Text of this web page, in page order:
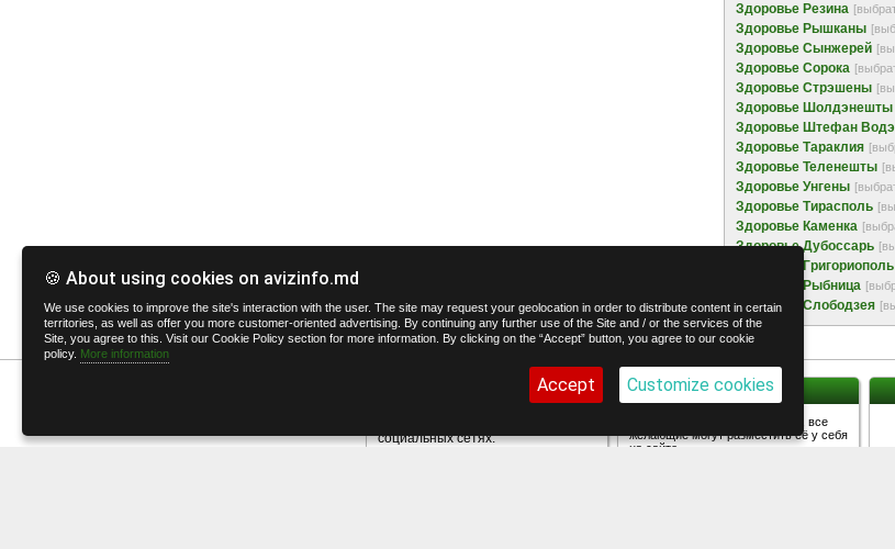
Здоровье Резина
Здоровье Рышканы
Здоровье Сынжерей
Здоровье Сорока
Здоровье Стрэшены
Здоровье Шолдэнешты
Здоровье Штефан Водэ
Здоровье Тараклия
Здоровье Теленешты
Здоровье Унгены
Здоровье Тирасполь
Здоровье Каменка
Здоровье Дубоссарь
Здоровье Григориополь
Здоровье Рыбница
Здоровье Слободзея
AvizInfo в соцсетях
социальных сетях:
Наша кнопка
Наша кнопка - логотип AvizInfo, все
желающие могут разместить её у себя
на сайте.
🍪 About using cookies on avizinfo.md
We use cookies to improve the site's interaction with the user. The site may request your geolocation in order to distribute content in certain
territories, as well as offer you more customer-oriented advertising. By continuing any further use of the Site and / or the services of the
Site, you agree to this. Visit our Cookie Policy section for more information. By clicking on the “Accept” button, you agree to our cookie
policy. More information
Accept Customize cookies